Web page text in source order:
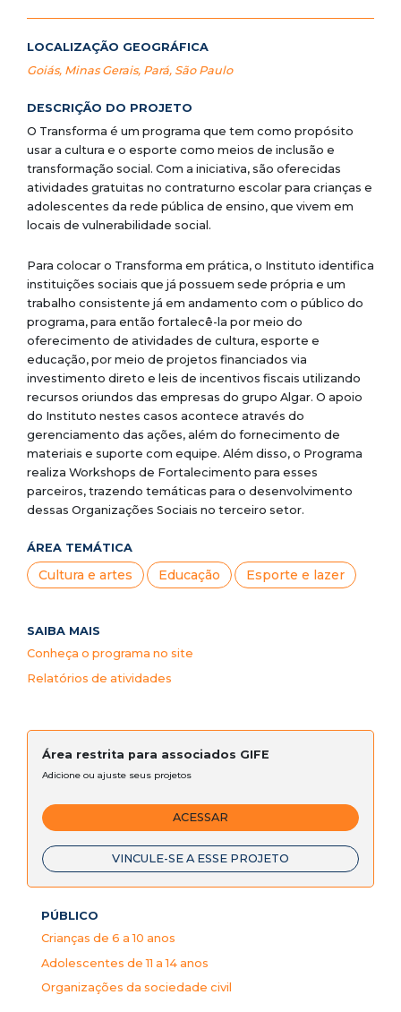
LOCALIZAÇÃO GEOGRÁFICA
Goiás, Minas Gerais, Pará, São Paulo
DESCRIÇÃO DO PROJETO
O Transforma é um programa que tem como propósito
usar a cultura e o esporte como meios de inclusão e
transformação social. Com a iniciativa, são oferecidas
atividades gratuitas no contraturno escolar para crianças e
adolescentes da rede pública de ensino, que vivem em
locais de vulnerabilidade social.
Para colocar o Transforma em prática, o Instituto identifica
instituições sociais que já possuem sede própria e um
trabalho consistente já em andamento com o público do
programa, para então fortalecê-la por meio do
oferecimento de atividades de cultura, esporte e
educação, por meio de projetos financiados via
investimento direto e leis de incentivos fiscais utilizando
recursos oriundos das empresas do grupo Algar. O apoio
do Instituto nestes casos acontece através do
gerenciamento das ações, além do fornecimento de
materiais e suporte com equipe. Além disso, o Programa
realiza Workshops de Fortalecimento para esses
parceiros, trazendo temáticas para o desenvolvimento
dessas Organizações Sociais no terceiro setor.
ÁREA TEMÁTICA
Cultura e artes Educação Esporte e lazer
SAIBA MAIS
Conheça o programa no site
Relatórios de atividades
Área restrita para associados GIFE
Adicione ou ajuste seus projetos
ACESSAR
VINCULE-SE A ESSE PROJETO
PÚBLICO
Crianças de 6 a 10 anos
Adolescentes de 11 a 14 anos
Organizações da sociedade civil